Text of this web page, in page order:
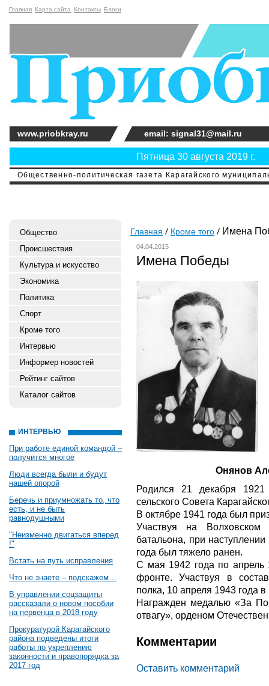
Главная Карта сайта Контакты Блоги
Общественно-политическая газета Карагайского
Пятница 30 августа 2019 г.
www.priobkray.ru email: signal31@mail.ru
Общество
Происшествия
Культура и искусство
Экономика
Политика
Спорт
Кроме того
Интервью
Информер новостей
Рейтинг сайтов
Каталог сайтов
ИНТЕРВЬЮ
При работе единой командой –
получится многое
Люди всегда были и будут
нашей опорой
Беречь и приумножать то, что
есть, и не быть
равнодушными
"Неизменно двигаться вперед
!"
Встать на путь исправления
Что не знаете – подскажем…
В управлении соцзащиты
рассказали о новом пособии
на первенца в 2018 году
Прокуратурой Карагайского
района подведены итоги
работы по укреплению
законности и правопорядка за
2017 год
Главная Кроме того Имена
04.04.2015
Имена Победы
Онянов
Родился 21 декабря
сельского Совета
В октябре 1941 года был
Участвуя на
батальона, при
года был тяжело ранен.
С мая 1942 года по
фронте. Участвуя в
полка, 10 апреля 1943 года
Награжден медалью «За
отвагу», орденом
Комментарии
Оставить комментарий